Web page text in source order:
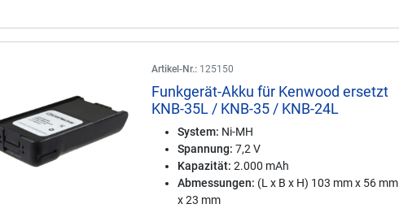
Artikel-Nr.: 125150
Funkgerät-Akku für Kenwood ersetzt
KNB-35L / KNB-35 / KNB-24L
System: Ni-MH
Spannung: 7,2 V
Kapazität: 2.000 mAh
Abmessungen: (L x B x H) 103 mm x 56 mm
x 23 mm